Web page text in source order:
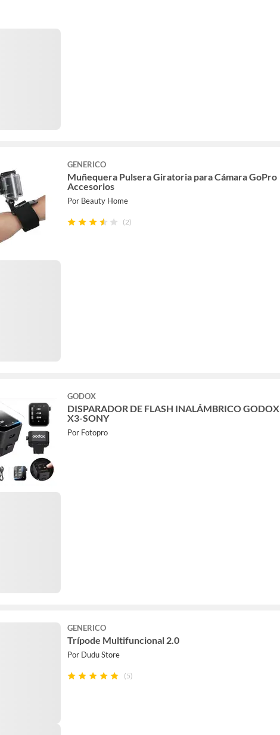
GENERICO
Muñequera Pulsera Giratoria para Cámara GoPro
Accesorios
Por Beauty Home
(2)
GODOX
DISPARADOR DE FLASH INALÁMBRICO GODOX
X3-SONY
Por Fotopro
GENERICO
Trípode Multifuncional 2.0
Por Dudu Store
(5)